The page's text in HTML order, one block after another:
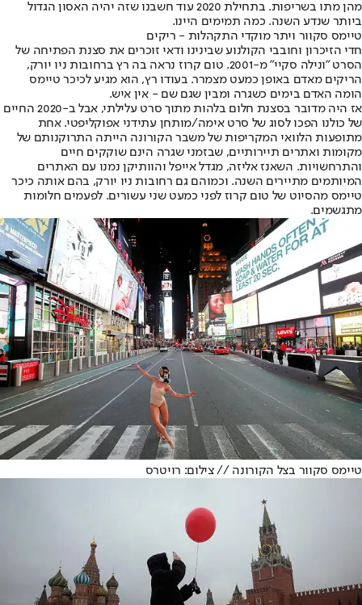
מהן מתו בשריפות. בתחילת 2020 עוד חשבנו שזה יהיה האסון הגדול
ביותר שנדע השנה. כמה תמימים היינו.
טיימס סקוור ויתר מוקדי התקהלות - ריקים
חדי הזיכרון וחובבי הקולנוע שבינינו ודאי זוכרים את סצנת הפתיחה של
הסרט "ונילה סקיי" מ-2001. טום קרוז נראה בה רץ ברחובות ניו יורק,
הריקים מאדם באופן כמעט מצמרר. בעודו רץ, הוא מגיע לכיכר טיימס
הומה האדם בימים כשגרה ומבין שגם שם - אין איש.
אז היה מדובר בסצנת חלום בלהות מתוך סרט עלילתי, אבל ב-2020 החיים
של כולנו הפכו לסוג של סרט אימה/מותחן עתידני אפוקליפטי. אחת
מתופעות הלוואי המקריפות של משבר הקורונה הייתה התרוקנותם של
מקומות ואתרים תיירותיים, שבזמני שגרה הינם שוקקים חיים
והתרחשויות. השאנז אליזה, מגדל אייפל והוותיקן נמנו עם האתרים
המיותמים מתיירים השנה. וכמוהם גם רחובות ניו יורק, בהם אותה כיכר
טיימס מהסיוט של טום קרוז לפני כמעט שני עשורים. לפעמים חלומות
מתגשמים.
טיימס סקוור בצל הקורונה // צילום: רויטרס